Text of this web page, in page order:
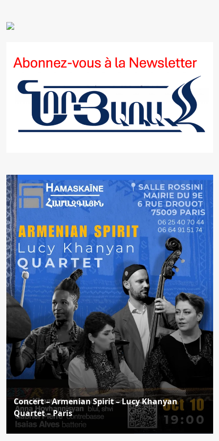
Concert – Armenian Spirit – Lucy Khanyan
Quartet – Paris